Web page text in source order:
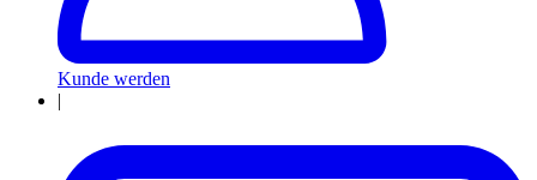
Kunde werden
|